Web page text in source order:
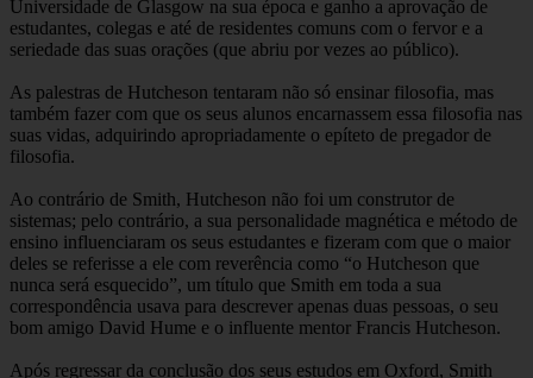
Universidade de Glasgow na sua época e ganho a aprovação de
estudantes, colegas e até de residentes comuns com o fervor e a
seriedade das suas orações (que abriu por vezes ao público).
As palestras de Hutcheson tentaram não só ensinar filosofia, mas
também fazer com que os seus alunos encarnassem essa filosofia nas
suas vidas, adquirindo apropriadamente o epíteto de pregador de
filosofia.
Ao contrário de Smith, Hutcheson não foi um construtor de
sistemas; pelo contrário, a sua personalidade magnética e método de
ensino influenciaram os seus estudantes e fizeram com que o maior
deles se referisse a ele com reverência como “o Hutcheson que
nunca será esquecido”, um título que Smith em toda a sua
correspondência usava para descrever apenas duas pessoas, o seu
bom amigo David Hume e o influente mentor Francis Hutcheson.
Após regressar da conclusão dos seus estudos em Oxford, Smith